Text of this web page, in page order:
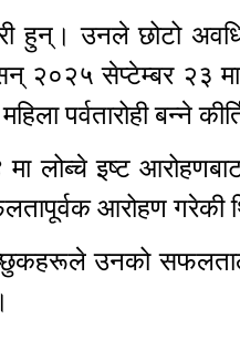
हुन्। उनले छोटो
सेप्टेम्बर २३ मा
पर्वतारोही बन्ने
मा लोब्चे इष्ट
आरोहण गरेकी
उनको